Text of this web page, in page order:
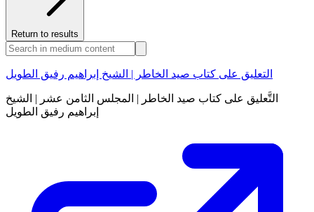
Return to results
التعليق على كتاب صيد الخاطر | الشيخ إبراهيم رفيق الطويل
التَّعليق على كتاب صيد الخاطر | المجلس الثامن عشر | الشيخ
إبراهيم رفيق الطويل